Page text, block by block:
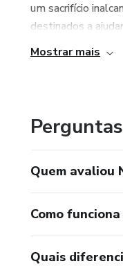
um sacrifício
destinados a
Mostrar mais
Quem avaliou
Como
Quais